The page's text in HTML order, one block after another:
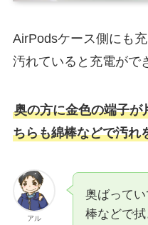
AirPodsケース側にも
汚れていると充電がで
奥の方に金色の端子が
ちらも綿棒などで汚れ
アル
奥ばって
棒などで